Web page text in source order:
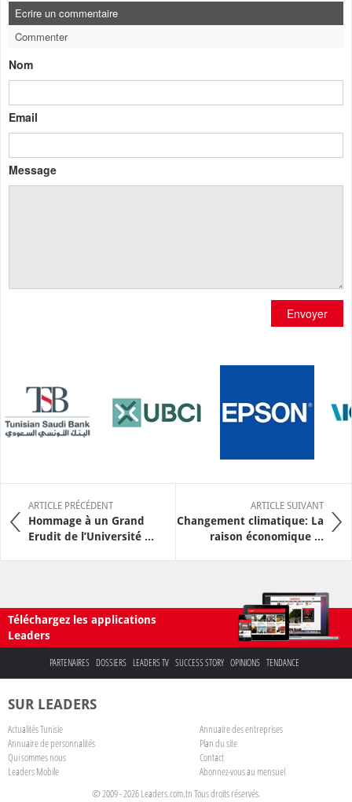
Ecrire un commentaire
Commenter
Nom
Email
Message
Envoyer
ARTICLE PRÉCÉDENT
Hommage à un Grand
Erudit de l’Université ...
ARTICLE SUIVANT
Changement climatique: La
raison économique ...
Téléchargez les applications
Leaders
PARTENAIRES DOSSIERS LEADERS TV SUCCESS STORY OPINIONS TENDANCE
SUR LEADERS
Actualités Tunisie
Annuaire des entreprises
Annuaire de personnalités
Plan du site
Qui sommes nous
Contact
Leaders Mobile
Abonnez-vous au mensuel
© 2009 - 2026 Leaders.com.tn Tous droits réservés.